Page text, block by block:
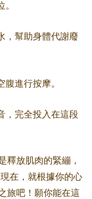
，幫助身體代謝廢
腹進行按摩。
，完全投入在這段
釋放肌肉的緊繃，
在，就根據你的心
旅吧！願你能在這